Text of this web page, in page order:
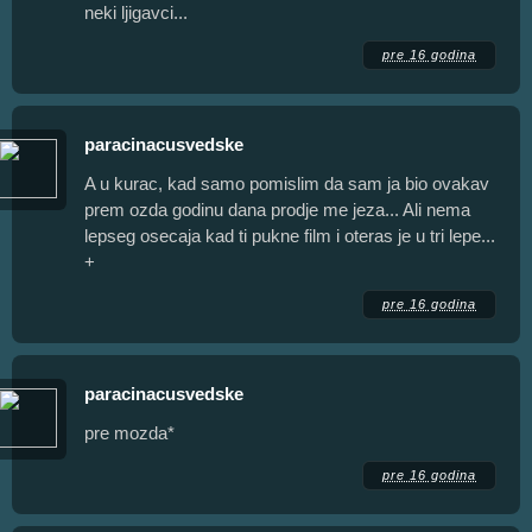
neki ljigavci...
pre 16 godina
paracinacusvedske
A u kurac, kad samo pomislim da sam ja bio ovakav
prem ozda godinu dana prodje me jeza... Ali nema
lepseg osecaja kad ti pukne film i oteras je u tri lepe...
+
pre 16 godina
paracinacusvedske
pre mozda*
pre 16 godina